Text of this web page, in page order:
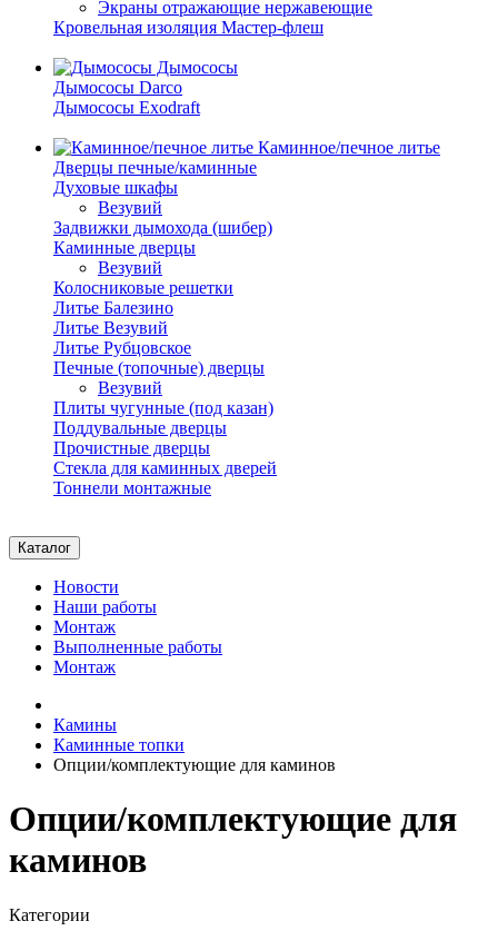
Экраны отражающие нержавеющие
Кровельная изоляция Мастер-флеш
Дымососы
Дымососы Darco
Дымососы Exodraft
Каминное/печное литье
Дверцы печные/каминные
Духовые шкафы
Везувий
Задвижки дымохода (шибер)
Каминные дверцы
Везувий
Колосниковые решетки
Литье Балезино
Литье Везувий
Литье Рубцовское
Печные (топочные) дверцы
Везувий
Плиты чугунные (под казан)
Поддувальные дверцы
Прочистные дверцы
Стекла для каминных дверей
Тоннели монтажные
Каталог
Новости
Наши работы
Монтаж
Выполненные работы
Монтаж
Камины
Каминные топки
Опции/комплектующие для каминов
Опции/комплектующие для
каминов
Категории